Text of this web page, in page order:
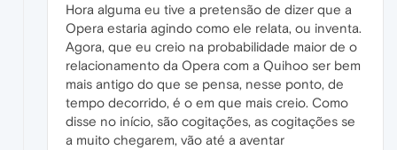
Hora alguma eu tive a pretensão de dizer que a
Opera estaria agindo como ele relata, ou inventa.
Agora, que eu creio na probabilidade maior de o
relacionamento da Opera com a Quihoo ser bem
mais antigo do que se pensa, nesse ponto, de
tempo decorrido, é o em que mais creio. Como
disse no início, são cogitações, as cogitações se
a muito chegarem, vão até a aventar